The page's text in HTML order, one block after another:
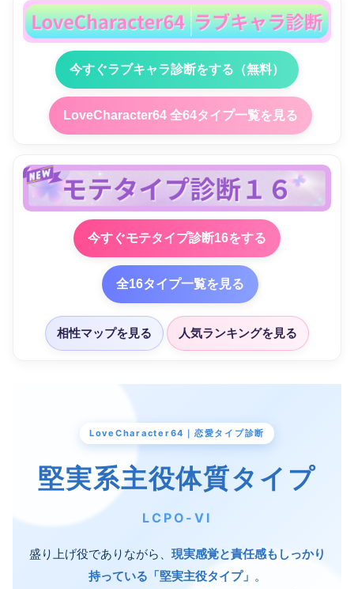
今すぐラブキャラ診断をする（無料）
LoveCharacter64 全64タイプ一覧を見る
今すぐモテタイプ診断16をする
全16タイプ一覧を見る
相性マップを見る 人気ランキングを見る
LoveCharacter64｜恋愛タイプ診断
堅実系主役体質タイプ
LCPO-VI
盛り上げ役でありながら、 現実感覚と責任感もしっかり
持っている「堅実主役タイプ」 。